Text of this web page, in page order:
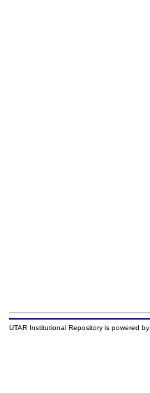
UTAR Institutional Repository is powered by